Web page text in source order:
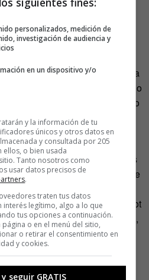
del fútbol en los medios, cosa
con champán, pero mucho
para que se sigan emitiendo
que de pruebas de slalom
en snowboard.
evitar malentendidos entre los
y los deportistas, quizá se
Otoño, con el previsible boicot
como Rusia, Irán, Venezuela,
en bloque). Las Olimpiadas
el Campeonato Hetero de
o el Torneo de Ajedrez Trans
personalizados, medición de
investigación de audiencia y
en un dispositivo y/o
y la información de tu
únicos y otros datos en
y consultada por 205
o bien usada
Tanto nosotros como
usar datos precisos de
.
traten tus datos
interés legítimo, algo a lo que
tus opciones a continuación.
o en el menú del sitio,
o retirar el consentimiento en
y cookies.
seguir GRATIS